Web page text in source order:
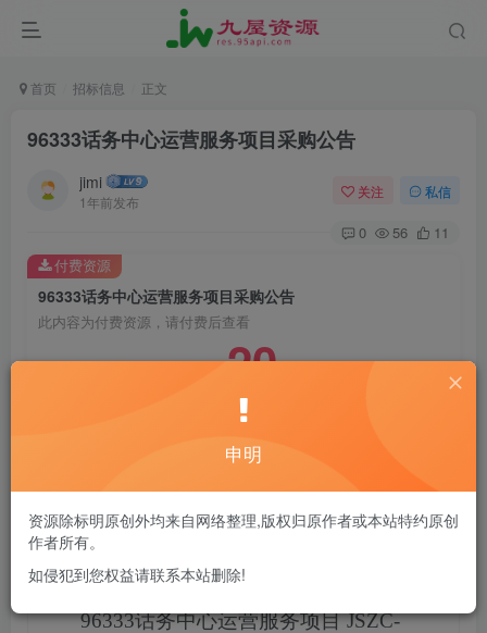
首页 招标信息 正文
96333话务中心运营服务项目采购公告
jimi
1年前发布
关注 私信
0 56 11
96333话务中心运营服务项目采购公告
此内容为付费资源，请付费后查看
20
立即购买
您当前未登录！建议登陆后购买，可保存购买订单
付费资源
项目概况
96333话务中心运营服务项目 JSZC-
申明
资源除标明原创外均来自网络整理,版权归原作者或本站特约原创
作者所有。
如侵犯到您权益请联系本站删除!